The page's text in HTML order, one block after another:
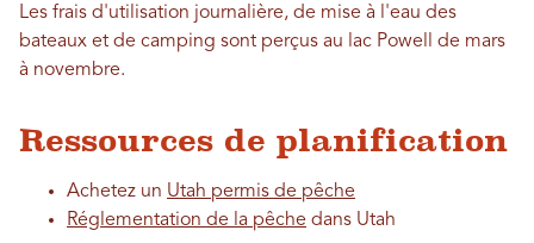
Les frais d'utilisation journalière, de mise à l'eau des
bateaux et de camping sont perçus au lac Powell de mars
à novembre.
Ressources de planification
Achetez un Utah permis de pêche
Réglementation de la pêche dans Utah